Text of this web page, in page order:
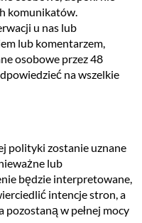
komunikatów.
u nas lub
lub komentarzem,
osobowe przez 48
na wszelkie
polityki zostanie uznane
lub
będzie interpretowane,
intencje stron, a
pozostaną w pełnej mocy